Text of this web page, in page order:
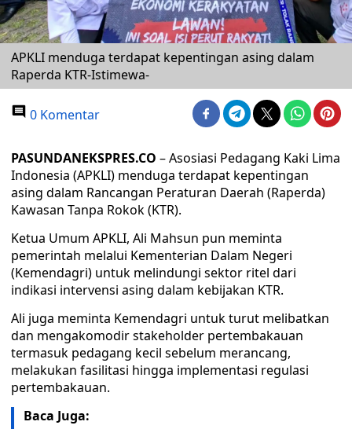
APKLI menduga terdapat kepentingan asing dalam
Raperda KTR-Istimewa-
0 Komentar
PASUNDANEKSPRES.CO – Asosiasi Pedagang Kaki Lima
Indonesia (APKLI) menduga terdapat kepentingan
asing dalam Rancangan Peraturan Daerah (Raperda)
Kawasan Tanpa Rokok (KTR).
Ketua Umum APKLI, Ali Mahsun pun meminta
pemerintah melalui Kementerian Dalam Negeri
(Kemendagri) untuk melindungi sektor ritel dari
indikasi intervensi asing dalam kebijakan KTR.
Ali juga meminta Kemendagri untuk turut melibatkan
dan mengakomodir stakeholder pertembakauan
termasuk pedagang kecil sebelum merancang,
melakukan fasilitasi hingga implementasi regulasi
pertembakauan.
Baca Juga: